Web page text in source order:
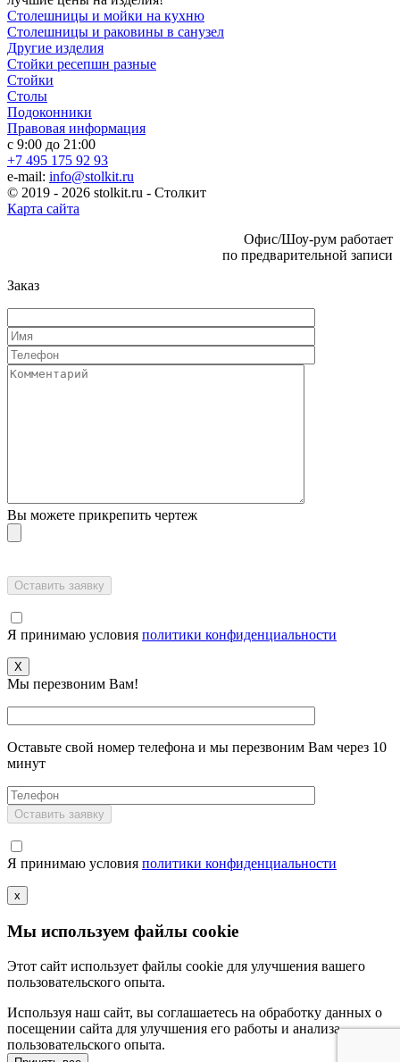
Столешницы и мойки на кухню
Столешницы и раковины в санузел
Другие изделия
Стойки ресепшн разные
Стойки
Столы
Подоконники
Правовая информация
с 9:00 до 21:00
+7 495 175 92 93
e-mail: info@stolkit.ru
© 2019 - 2026 stolkit.ru - Столкит
Карта сайта
Офис/Шоу-рум работает
по предварительной записи
Заказ
Вы можете прикрепить чертеж
Я принимаю условия политики конфиденциальности
X
Мы перезвоним Вам!
Оставьте свой номер телефона и мы перезвоним Вам через 10
минут
Я принимаю условия политики конфиденциальности
x
Мы используем файлы cookie
Этот сайт использует файлы cookie для улучшения вашего
пользовательского опыта.
Используя наш сайт, вы соглашаетесь на обработку данных о
посещении сайта для улучшения его работы и анализа
пользовательского опыта.